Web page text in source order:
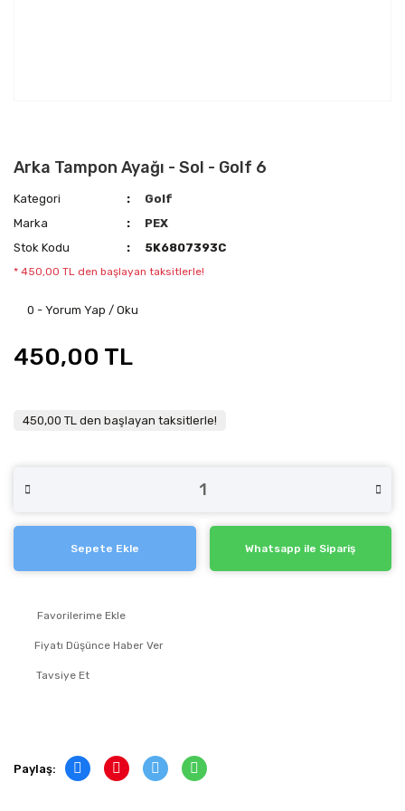
Arka Tampon Ayağı - Sol - Golf 6
Kategori
Golf
Marka
PEX
Stok Kodu
5K6807393C
* 450,00 TL den başlayan taksitlerle!
0 - Yorum Yap / Oku
450,00 TL
450,00 TL den başlayan taksitlerle!
Sepete Ekle Whatsapp ile Sipariş
Fiyatı Düşünce Haber Ver
Tavsiye Et
Paylaş: